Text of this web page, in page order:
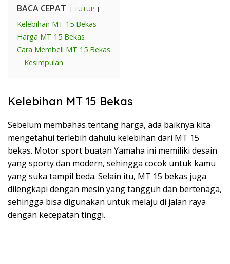
BACA CEPAT TUTUP
Kelebihan MT 15 Bekas
Harga MT 15 Bekas
Cara Membeli MT 15 Bekas
Kesimpulan
Kelebihan MT 15 Bekas
Sebelum membahas tentang harga, ada baiknya kita
mengetahui terlebih dahulu kelebihan dari MT 15
bekas. Motor sport buatan Yamaha ini memiliki desain
yang sporty dan modern, sehingga cocok untuk kamu
yang suka tampil beda. Selain itu, MT 15 bekas juga
dilengkapi dengan mesin yang tangguh dan bertenaga,
sehingga bisa digunakan untuk melaju di jalan raya
dengan kecepatan tinggi.